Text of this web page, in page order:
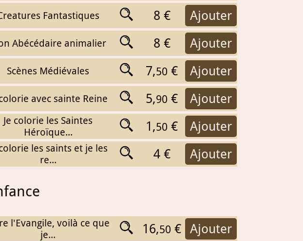
Fantastiques 8 € Ajouter
Abécédaire animalier 8 € Ajouter
Scènes Médiévales 7,50 € Ajouter
avec sainte Reine 5,90 € Ajouter
Je colorie les Saintes
Héroïque...
1,50 € Ajouter
les saints et je les
re...
4 € Ajouter
l'Evangile, voilà ce que
je...
16,50 € Ajouter